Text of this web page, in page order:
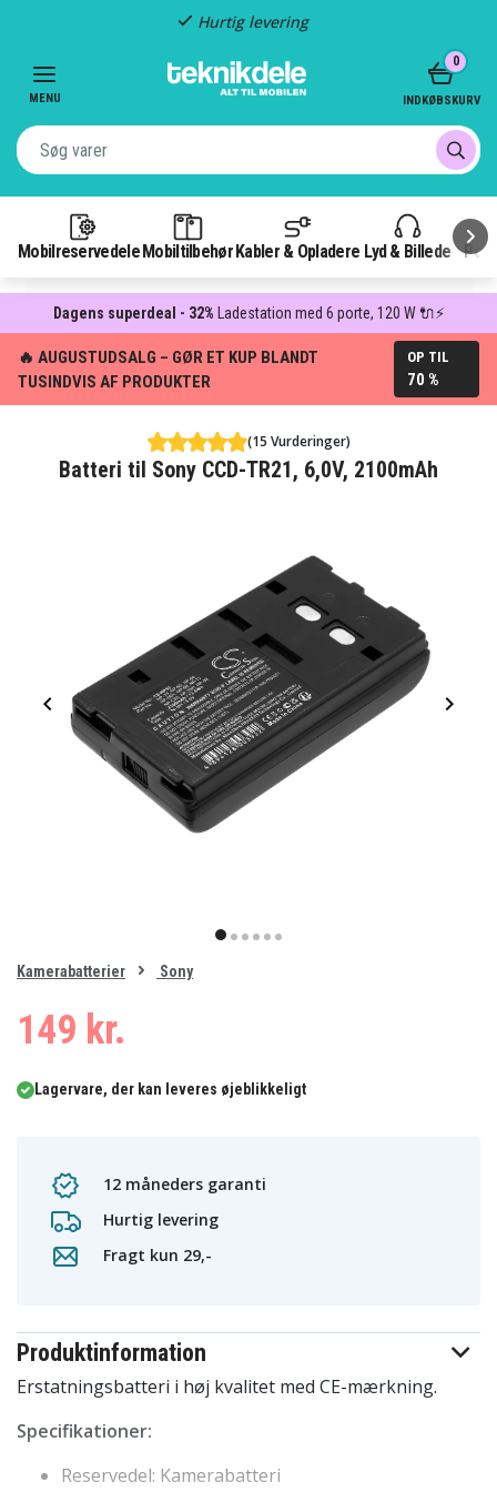
Hurtig levering
MENU
Mobilreservedele Mobiltilbehør Kabler & Opladere Lyd & Billede
0
INDKØBSKURV
Dagens superdeal - 32% Ladestation med 6 porte, 120 W 🔌⚡
🔥 AUGUSTUDSALG – GØR ET KUP BLANDT
TUSINDVIS AF PRODUKTER
OP TIL
70 %
(15 Vurderinger)
Batteri til Sony CCD-TR21, 6,0V, 2100mAh
item
of
Kamerabatterier Sony
149 kr.
Lagervare, der kan leveres øjeblikkeligt
12 måneders garanti
Hurtig levering
Fragt kun 29,-
Produktinformation
Erstatningsbatteri i høj kvalitet med CE-mærkning.
Specifikationer:
Reservedel: Kamerabatteri